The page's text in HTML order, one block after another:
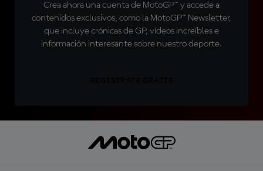
Crea ahora una cuenta de MotoGP™ y accede a
contenidos exclusivos, como la MotoGP™ Newsletter,
que incluye crónicas de GP, vídeos increíbles e
información interesante sobre nuestro deporte.